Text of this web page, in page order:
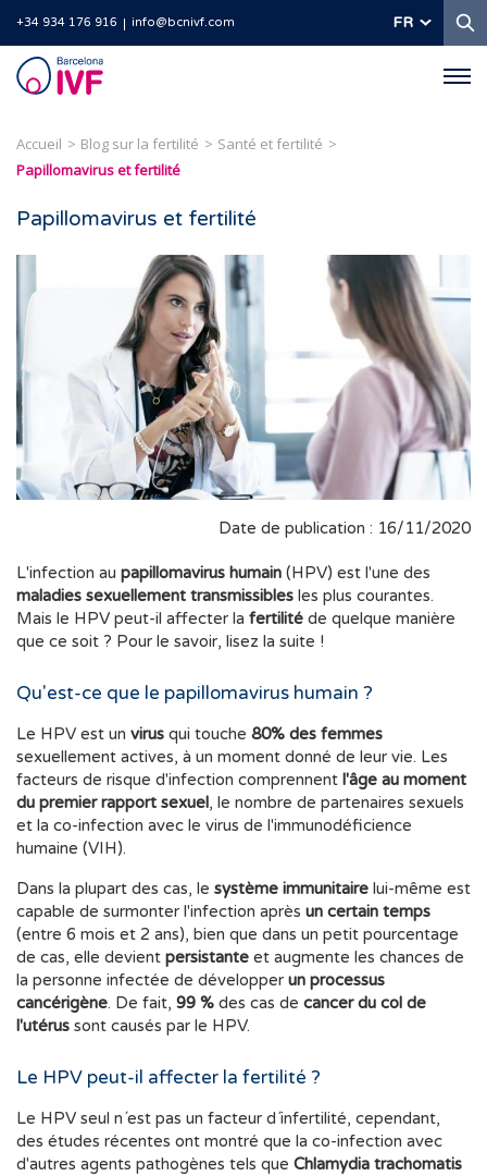
+34 934 176 916 info@bcnivf.com FR
Barcelona
IVF
Accueil Blog sur la fertilité
Santé et fertilité
Papillomavirus et fertilité
Papillomavirus et fertilité
Date de publication : 16/11/2020
L'infection au papillomavirus humain (HPV) est l'une des
maladies sexuellement transmissibles les plus courantes.
Mais le HPV peut-il affecter la fertilité de quelque manière
que ce soit ? Pour le savoir, lisez la suite !
Qu'est-ce que le papillomavirus humain ?
Le HPV est un virus qui touche 80% des femmes
sexuellement actives, à un moment donné de leur vie. Les
facteurs de risque d'infection comprennent l'âge au moment
du premier rapport sexuel, le nombre de partenaires sexuels
et la co-infection avec le virus de l'immunodéficience
humaine (VIH).
Dans la plupart des cas, le système immunitaire lui-même est
capable de surmonter l'infection après un certain temps
(entre 6 mois et 2 ans), bien que dans un petit pourcentage
de cas, elle devient persistante et augmente les chances de
la personne infectée de développer un processus
cancérigène. De fait, 99 % des cas de cancer du col de
l'utérus sont causés par le HPV.
Le HPV peut-il affecter la fertilité ?
Le HPV seul n´est pas un facteur d´infertilité, cependant,
des études récentes ont montré que la co-infection avec
d'autres agents pathogènes tels que Chlamydia trachomatis